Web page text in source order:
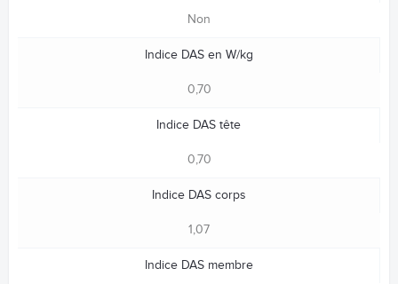
Non
Indice DAS en W/kg
0,70
Indice DAS tête
0,70
Indice DAS corps
1,07
Indice DAS membre